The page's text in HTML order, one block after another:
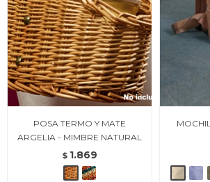
POSA TERMO Y MATE
ARGELIA - MIMBRE NATURAL
$ 1.869